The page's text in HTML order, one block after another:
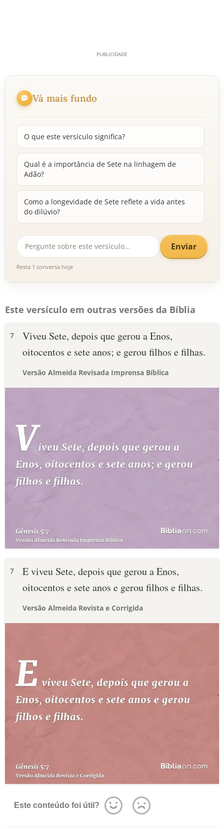
Vá mais fundo
O que este versículo significa?
Qual é a importância de Sete na linhagem de
Adão?
Como a longevidade de Sete reflete a vida antes
do dilúvio?
Enviar
Resta 1 conversa hoje
Este versículo em outras versões da Bíblia
7
Viveu Sete, depois que gerou a Enos,
oitocentos e sete anos; e gerou filhos e filhas.
Versão Almeida Revisada Imprensa Bíblica
7
E viveu Sete, depois que gerou a Enos,
oitocentos e sete anos e gerou filhos e filhas.
Versão Almeida Revista e Corrigida
Este conteúdo foi útil?